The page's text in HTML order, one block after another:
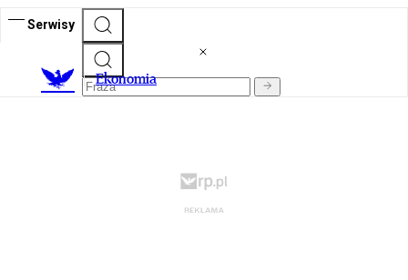
Serwisy
Ekonomia